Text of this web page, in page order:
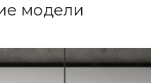
модели